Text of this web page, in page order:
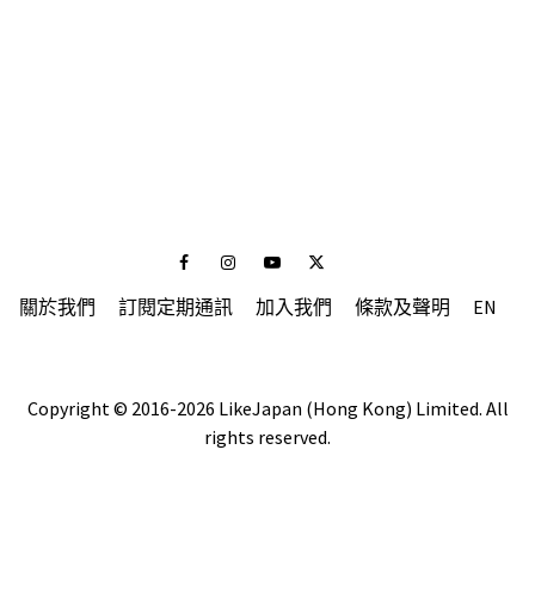
FacebookInstagramYoutubeTwitter
關於我們 訂閱定期通訊 加入我們 條款及聲明 EN
Copyright © 2016-2026 LikeJapan (Hong Kong) Limited. All
rights reserved.